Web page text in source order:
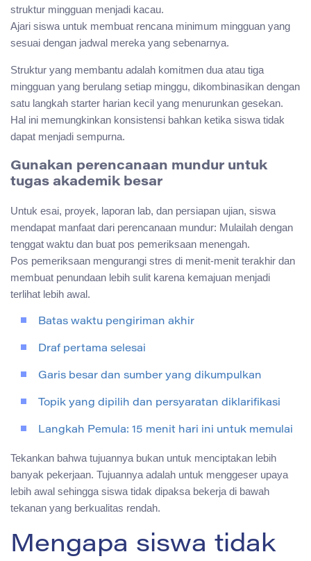
struktur mingguan menjadi kacau.
Ajari siswa untuk membuat rencana minimum mingguan yang
sesuai dengan jadwal mereka yang sebenarnya.
Struktur yang membantu adalah komitmen dua atau tiga
mingguan yang berulang setiap minggu, dikombinasikan dengan
satu langkah starter harian kecil yang menurunkan gesekan.
Hal ini memungkinkan konsistensi bahkan ketika siswa tidak
dapat menjadi sempurna.
Gunakan perencanaan mundur untuk
tugas akademik besar
Untuk esai, proyek, laporan lab, dan persiapan ujian, siswa
mendapat manfaat dari perencanaan mundur: Mulailah dengan
tenggat waktu dan buat pos pemeriksaan menengah.
Pos pemeriksaan mengurangi stres di menit-menit terakhir dan
membuat penundaan lebih sulit karena kemajuan menjadi
terlihat lebih awal.
Batas waktu pengiriman akhir
Draf pertama selesai
Garis besar dan sumber yang dikumpulkan
Topik yang dipilih dan persyaratan diklarifikasi
Langkah Pemula: 15 menit hari ini untuk memulai
Tekankan bahwa tujuannya bukan untuk menciptakan lebih
banyak pekerjaan. Tujuannya adalah untuk menggeser upaya
lebih awal sehingga siswa tidak dipaksa bekerja di bawah
tekanan yang berkualitas rendah.
Mengapa siswa tidak